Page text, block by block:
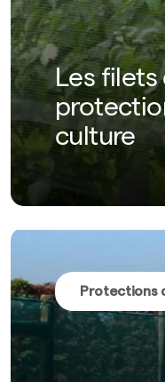
Les filets
culture
Protections